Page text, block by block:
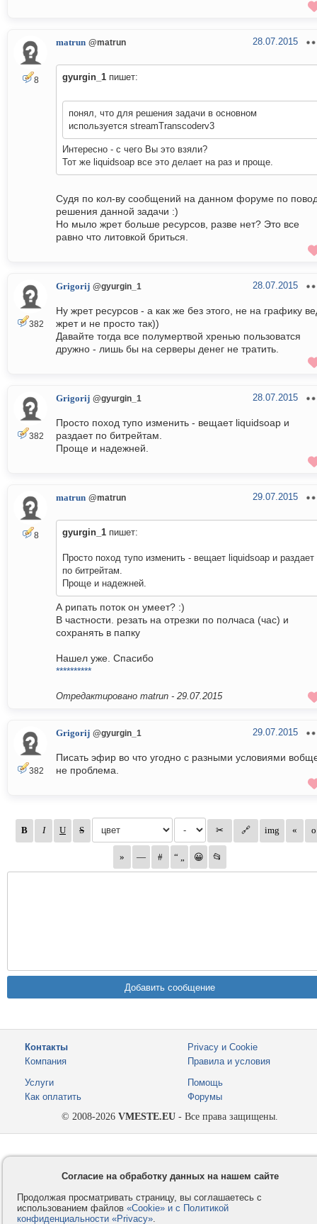
8
matrun @matrun 28.07.2015
gyurgin_1 пишет:
понял, что для решения задачи в основном
используется streamTranscoderv3
Интересно - с чего Вы это взяли?
Тот же liquidsoap все это делает на раз и проще.
Судя по кол-ву сообщений на данном форуме по
решения данной задачи :)
Но мыло жрет больше ресурсов, разве нет? Это все
равно что литовкой бриться.
382
Grigorij @gyurgin_1 28.07.2015
Ну жрет ресурсов - а как же без этого, не на графику
жрет и не просто так))
Давайте тогда все полумертвой хренью пользоватся
дружно - лишь бы на серверы денег не тратить.
382
Grigorij @gyurgin_1 28.07.2015
Просто поход тупо изменить - вещает liquidsoap и
раздает по битрейтам.
Проще и надежней.
8
matrun @matrun 29.07.2015
gyurgin_1 пишет:
Просто поход тупо изменить - вещает liquidsoap и раздает
по битрейтам.
Проще и надежней.
А рипать поток он умеет? :)
В частности. резать на отрезки по полчаса (час) и
сохранять в папку
Нашел уже. Спасибо
**********
Отредактировано matrun - 29.07.2015
382
Grigorij @gyurgin_1 29.07.2015
Писать эфир во что угодно с разными условиями
не проблема.
Контакты
Компания
Privacy и Cookie
Правила и условия
Услуги
Как оплатить
Помощь
Форумы
© 2008-2026 VMESTE.EU - Все права защищены.
Согласие на обработку данных на нашем сайте
Продолжая просматривать страницу, вы соглашаетесь с
использованием файлов «Cookie» и с Политикой
конфиденциальности «Privacy».